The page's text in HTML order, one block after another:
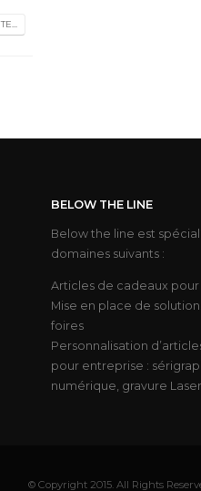
BELOW THE LINE
Below the line est
domaines suivants :
Articles de cadeaux
Mise en place de
foires
Personnalisation
pour entreprise :
numérique, gravure
© Copyright 2015. All Rights